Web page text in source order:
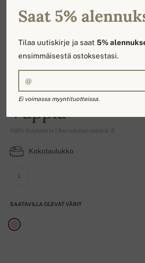
Vuppia
100% Kashmiria | Kerroksien määrä: 2
Kokotaulukko
L
SAATAVILLA OLEVAT VÄRIT
Saat 5%
Tilaa uutiskirje ja saat5%
ensimmäisestä ostoksestasi.
Ei voimassa myyntituotteissa.